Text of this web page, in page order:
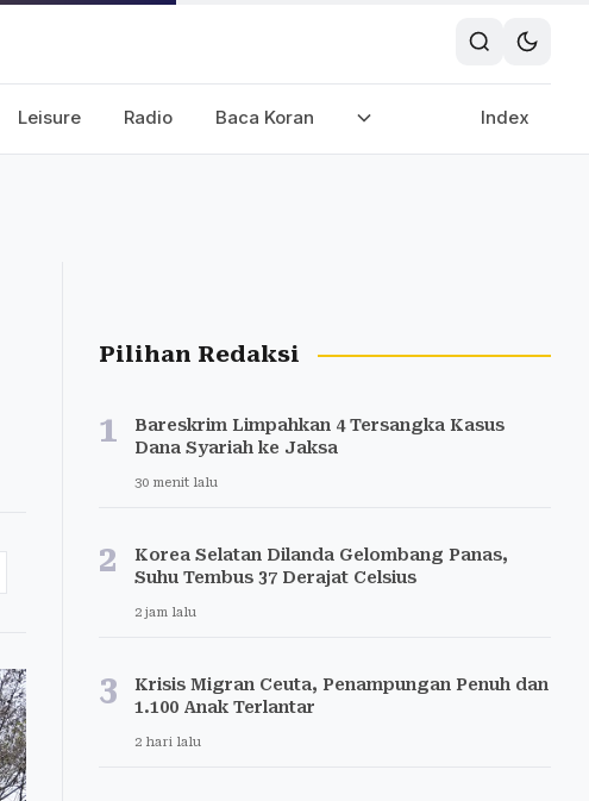
Leisure Radio Baca Koran Index
Pilihan Redaksi
1
Bareskrim Limpahkan 4 Tersangka Kasus
Dana Syariah ke Jaksa
30 menit lalu
2
Korea Selatan Dilanda Gelombang Panas,
Suhu Tembus 37 Derajat Celsius
2 jam lalu
3
Krisis Migran Ceuta, Penampungan Penuh dan
1.100 Anak Terlantar
2 hari lalu